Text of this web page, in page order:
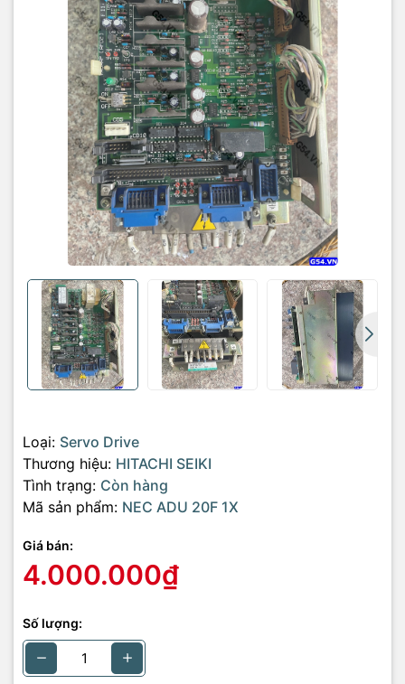
Loại: Servo Drive
Thương hiệu: HITACHI SEIKI
Tình trạng: Còn hàng
Mã sản phẩm: NEC ADU 20F 1X
Giá bán:
4.000.000₫
Số lượng: